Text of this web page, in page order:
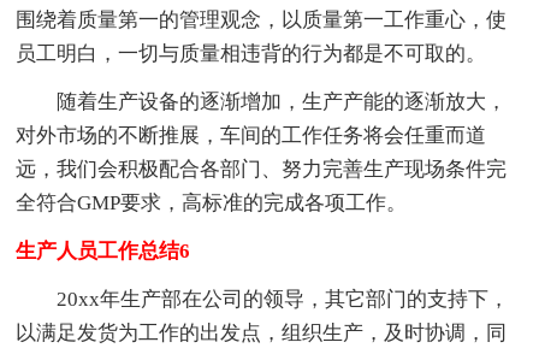
围绕着质量第一的管理观念，以质量第一工作重心，使
员工明白，一切与质量相违背的行为都是不可取的。
随着生产设备的逐渐增加，生产产能的逐渐放大，
对外市场的不断推展，车间的工作任务将会任重而道
远，我们会积极配合各部门、努力完善生产现场条件完
全符合GMP要求，高标准的完成各项工作。
生产人员工作总结6
20xx年生产部在公司的领导，其它部门的支持下，
以满足发货为工作的出发点，组织生产，及时协调，同